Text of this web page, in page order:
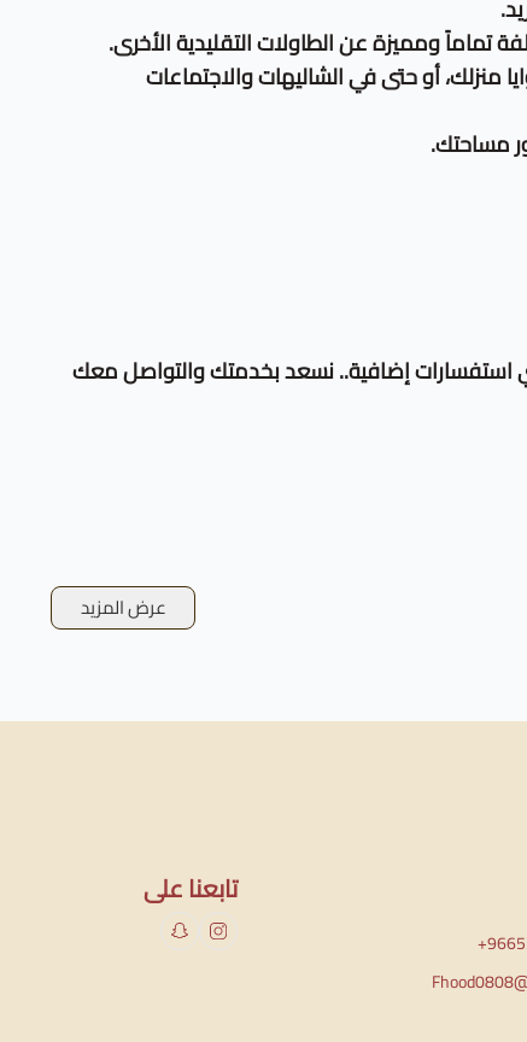
ومميزة عن الطاولات التقليدية الأخرى.
منزلك، أو حتى في الشاليهات والاجتماعات
مساحتك.
استفسارات إضافية.. نسعد بخدمتك والتواصل معك
عرض المزيد
تابعنا على